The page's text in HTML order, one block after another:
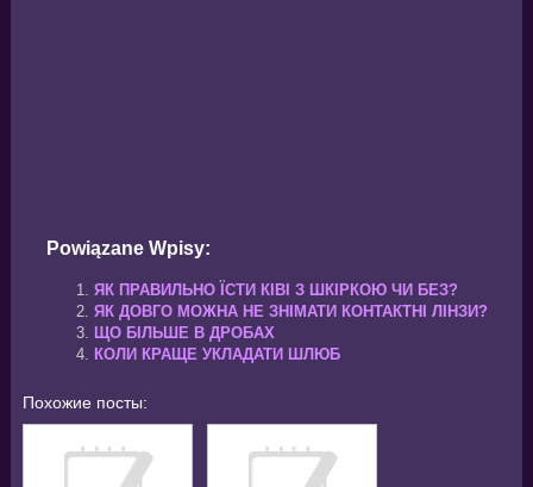
Powiązane Wpisy:
ЯК ПРАВИЛЬНО ЇСТИ КІВІ З ШКІРКОЮ ЧИ БЕЗ?
ЯК ДОВГО МОЖНА НЕ ЗНІМАТИ КОНТАКТНІ ЛІНЗИ?
ЩО БІЛЬШЕ В ДРОБАХ
КОЛИ КРАЩЕ УКЛАДАТИ ШЛЮБ
Похожие посты: